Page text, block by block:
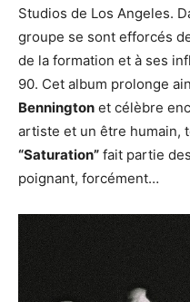
Studios de Los Angeles.
groupe se sont efforcés
de la formation et à ses
90. Cet album prolonge
Bennington et célèbre
artiste et un être humain,
“Saturation” fait partie
poignant, forcément…